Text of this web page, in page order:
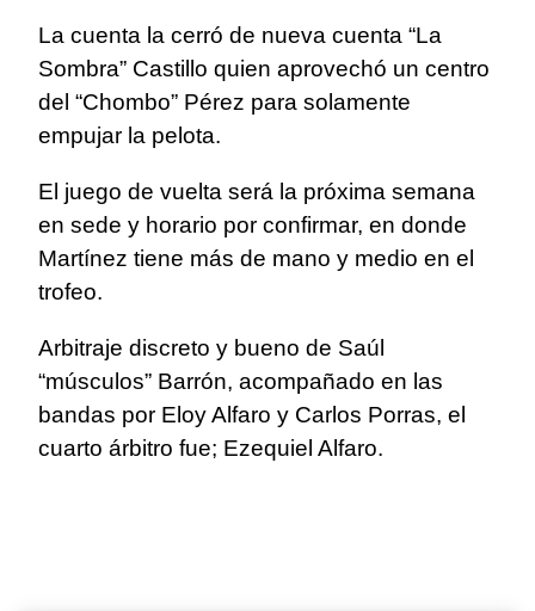
La cuenta la cerró de nueva cuenta “La
Sombra” Castillo quien aprovechó un centro
del “Chombo” Pérez para solamente
empujar la pelota.
El juego de vuelta será la próxima semana
en sede y horario por confirmar, en donde
Martínez tiene más de mano y medio en el
trofeo.
Arbitraje discreto y bueno de Saúl
“músculos” Barrón, acompañado en las
bandas por Eloy Alfaro y Carlos Porras, el
cuarto árbitro fue; Ezequiel Alfaro.